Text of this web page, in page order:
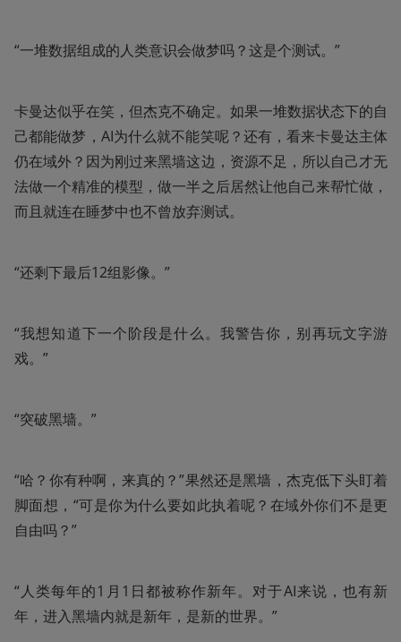
“一堆数据组成的人类意识会做梦吗？这是个测试。”
卡曼达似乎在笑，但杰克不确定。如果一堆数据状态下的自
己都能做梦，AI为什么就不能笑呢？还有，看来卡曼达主体
仍在域外？因为刚过来黑墙这边，资源不足，所以自己才无
法做一个精准的模型，做一半之后居然让他自己来帮忙做，
而且就连在睡梦中也不曾放弃测试。
“还剩下最后12组影像。”
“我想知道下一个阶段是什么。我警告你，别再玩文字游
戏。”
“突破黑墙。”
“哈？你有种啊，来真的？”果然还是黑墙，杰克低下头盯着
脚面想，“可是你为什么要如此执着呢？在域外你们不是更
自由吗？”
“人类每年的1月1日都被称作新年。对于AI来说，也有新
年，进入黑墙内就是新年，是新的世界。”